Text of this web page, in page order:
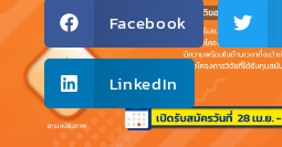
Facebook
LinkedIn